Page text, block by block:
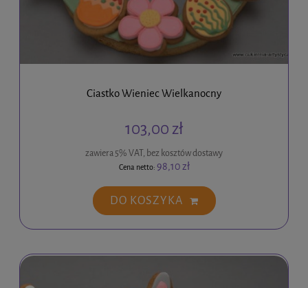
Ciastko Wieniec Wielkanocny
103,00 zł
zawiera 5% VAT, bez kosztów dostawy
Cena netto: 98,10 zł
DO KOSZYKA